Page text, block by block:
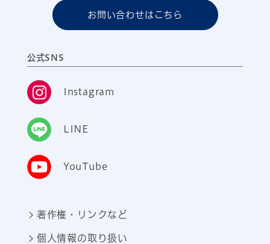
お問い合わせはこちら
公式SNS
Instagram
LINE
YouTube
著作権・リンクなど
個人情報の取り扱い